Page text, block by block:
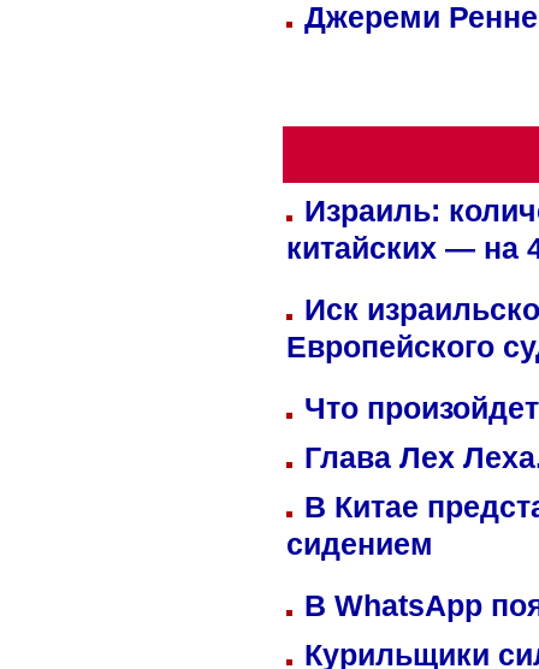
Джереми
Израиль:
китайских — на
Иск
Европейского
Что
Глава Лех
В Китае
сидением
В WhatsApp
Курильщики